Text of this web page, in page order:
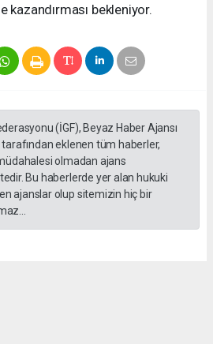
kazandırması bekleniyor.
(İGF), Beyaz Haber Ajansı
eklenen tüm haberler,
olmadan ajans
Bu haberlerde yer alan hukuki
ajanslar olup sitemizin hiç bir